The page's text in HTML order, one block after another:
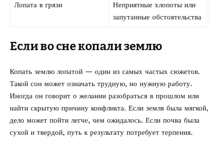
Лопата в грязи
Неприятные хлопоты или
запутанные обстоятельства
Если во сне копали землю
Копать землю лопатой — один из самых частых сюжетов.
Такой сон может означать трудную, но нужную работу.
Иногда он говорит о желании разобраться в прошлом или
найти скрытую причину конфликта. Если земля была мягкой,
дело может пойти легче, чем ожидалось. Если почва была
сухой и твердой, путь к результату потребует терпения.